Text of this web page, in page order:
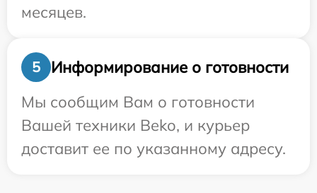
месяцев.
5
Информирование о готовности
Мы сообщим Вам о готовности
Вашей техники Beko, и курьер
доставит ее по указанному адресу.